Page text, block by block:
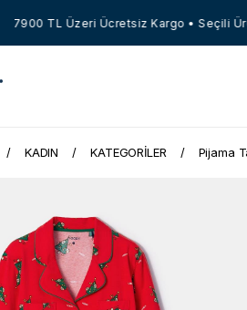
7900 TL Üzeri Ücretsiz Kargo • Seçili
KADIN KATEGORİLER Pijama